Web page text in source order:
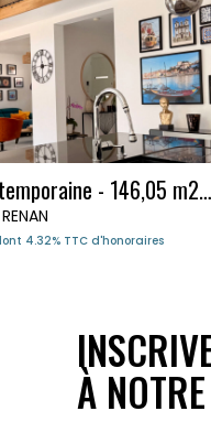
Maison contemporaine - 146,05 m2 - terrain 661 m2 - SAINT-RENAN
4.32% TTC d'honoraires
À